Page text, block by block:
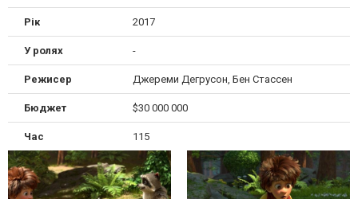
Рік 2017
У ролях -
Режисер Джереми Дегрусон, Бен Стассен
Бюджет $30 000 000
Час 115